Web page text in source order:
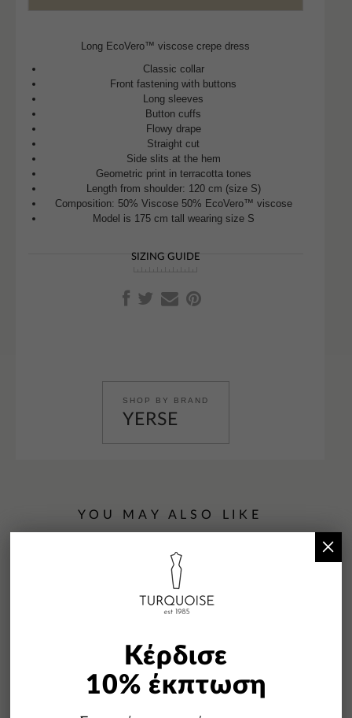
Long EcoVero™ viscose crepe dress
Classic collar
Front fastening with buttons
Long sleeves
Button cuffs
Flowy drape
Straight cut
Side slits at the hem
Geometric print in terracotta tones
Length from shoulder: 120 cm (size S)
Composition: 50% Viscose 50% EcoVero™ viscose
Model is 175 cm tall wearing size S
SIZING GUIDE
SHOP BY BRAND
YERSE
YOU MAY ALSO LIKE
Κέρδισε
10% έκπτωση
×